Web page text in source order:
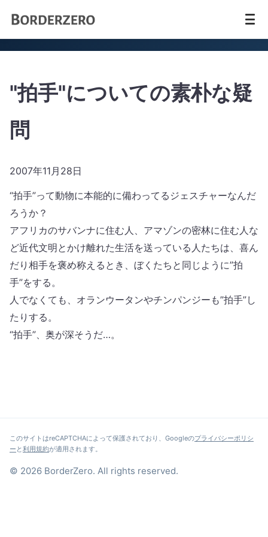
"拍手"についての素朴な疑
問
2007年11月28日
“拍手”って動物に本能的に備わってるジェスチャーなんだ
ろうか？
アフリカのサバンナに住む人、アマゾンの密林に住む人な
ど近代文明とかけ離れた生活を送っている人たちは、喜ん
だり相手を褒め称えるとき、ぼくたちと同じように”拍
手”をする。
人でなくても、オランウータンやチンパンジーも”拍手”し
たりする。
“拍手”、奥が深そうだ…。
このサイトはreCAPTCHAによって保護されており、Googleのプライバシーポリシ
ー と利用規約が適用されます。
© 2026 BorderZero. All rights reserved.